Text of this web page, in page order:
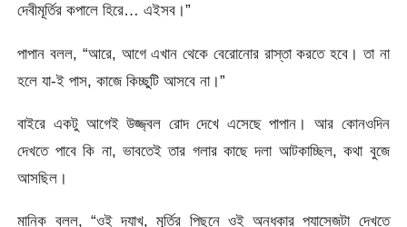
দেবীমূর্তির কপালে হিরে… এইসব।”
পাপান বলল, “আরে, আগে এখান থেকে বেরোনোর রাস্তা করতে হবে। তা না
হলে যা-ই পাস, কাজে কিচ্ছুটি আসবে না।”
বাইরে একটু আগেই উজ্জ্বল রোদ দেখে এসেছে পাপান। আর কোনওদিন
দেখতে পাবে কি না, ভাবতেই তার গলার কাছে দলা আটকাচ্ছিল, কথা বুজে
আসছিল।
মানিক বলল, “ওই দ্যাখ, মূর্তির পিছনে ওই অন্ধকার প্যাসেজটা দেখতে